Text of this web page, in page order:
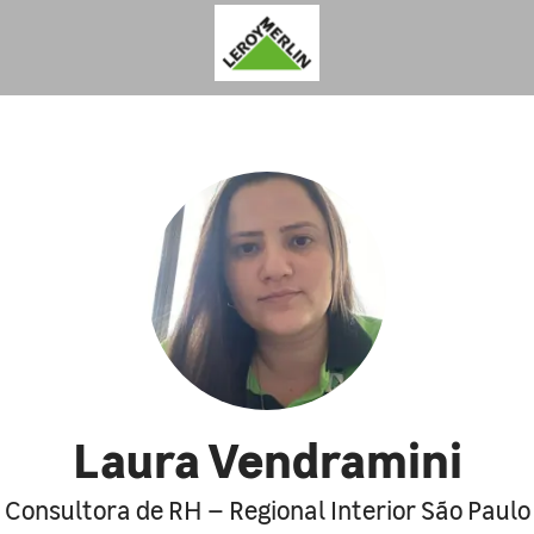
Laura Vendramini
Consultora de RH – Regional Interior São Paulo